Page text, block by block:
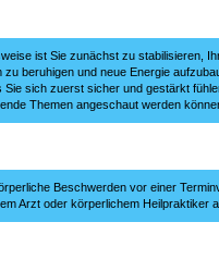
ist Sie zunächst zu stabilisieren,
beruhigen und neue Energie
Sie sich zuerst sicher und gestärkt
Themen angeschaut werden
Beschwerden vor einer
Arzt oder körperlichem Heilpraktiker